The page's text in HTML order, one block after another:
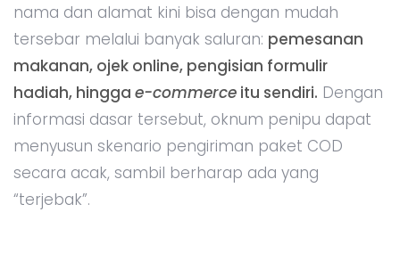
nama dan alamat kini bisa dengan mudah
tersebar melalui banyak saluran: pemesanan
makanan, ojek online, pengisian formulir
hadiah, hingga e-commerce itu sendiri. Dengan
informasi dasar tersebut, oknum penipu dapat
menyusun skenario pengiriman paket COD
secara acak, sambil berharap ada yang
“terjebak”.